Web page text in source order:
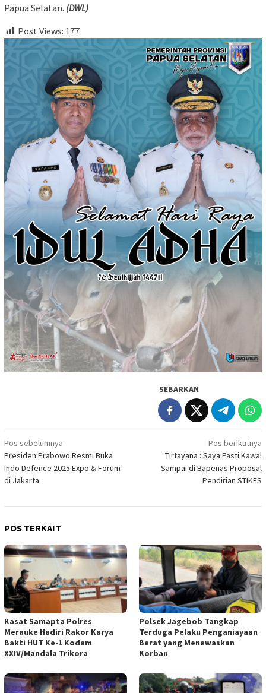
Papua Selatan. (DWL)
Post Views: 177
SEBARKAN
Navigasi
pos
Pos sebelumnya
Presiden Prabowo Resmi Buka
Indo Defence 2025 Expo & Forum
di Jakarta
Pos berikutnya
Tirtayana : Saya Pasti Kawal
Sampai di Bapenas Proposal
Pendirian STIKES
POS TERKAIT
Kasat Samapta Polres
Merauke Hadiri Rakor Karya
Bakti HUT Ke-1 Kodam
XXIV/Mandala Trikora
Polsek Jagebob Tangkap
Terduga Pelaku Penganiayaan
Berat yang Menewaskan
Korban